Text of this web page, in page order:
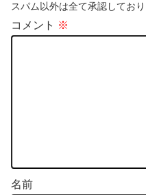
スパム以外は全て承認してお
コメント ※
名前